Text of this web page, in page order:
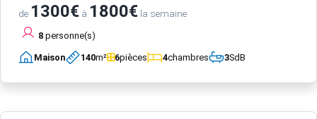
de 1300€ à 1800€ la semaine
8 personne(s)
Maison 140m² 6pièces 4chambres 3SdB